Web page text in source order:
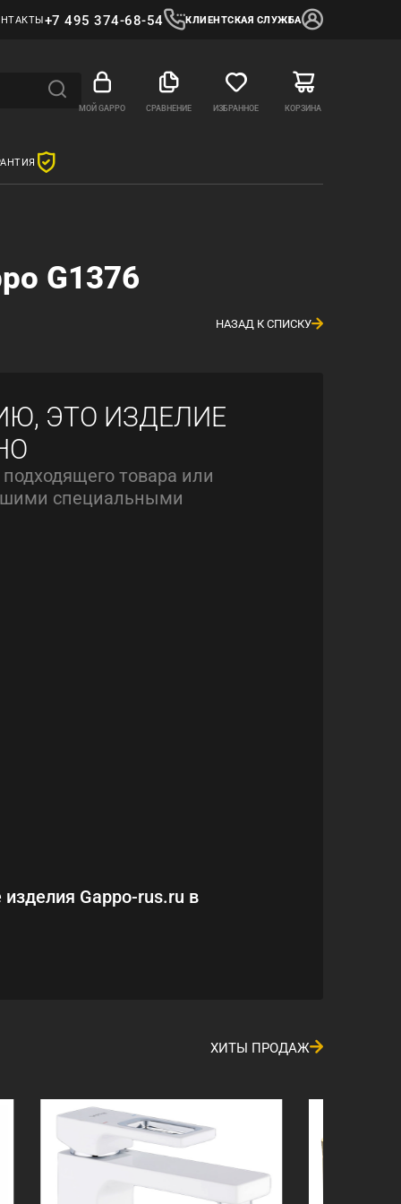
+7 495 374-68-54 КЛИЕНТСКАЯ СЛУЖБА
МОЙ GAPPO СРАВНЕНИЕ ИЗБРАННОЕ КОРЗИНА
G1376
НАЗАД К СПИСКУ
ЭТО ИЗДЕЛИЕ
товара или
специальными
Gappo-rus.ru в
ХИТЫ ПРОДАЖ